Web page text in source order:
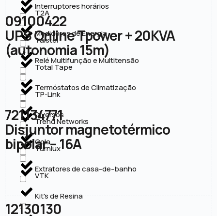
Interruptores horários
Medidores de Energia
Relé Multifunção e Multitensão
Termóstatos de Climatização
Diversos
Cola
Extratores de casa-de-banho
Kit's de Resina
T2A
Taistel
Total Tape
TP-Link
Trend Networks
Turnlux
VTK
09100422
UPS Online Tpower + 20KVA
(autonomia 15m)
721134771
Disjuntor magnetotérmico
bipolar – 16A
12130130